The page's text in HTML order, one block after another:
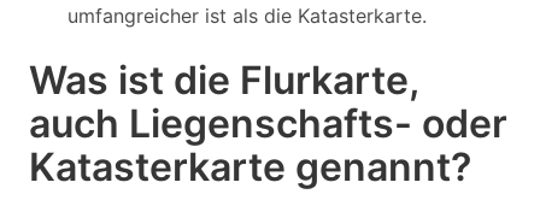
umfangreicher ist als die Katasterkarte.
Was ist die Flurkarte,
auch Liegenschafts- oder
Katasterkarte genannt?